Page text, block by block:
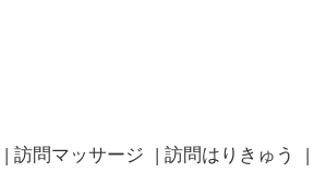
訪問マッサージ 訪問はりきゅう